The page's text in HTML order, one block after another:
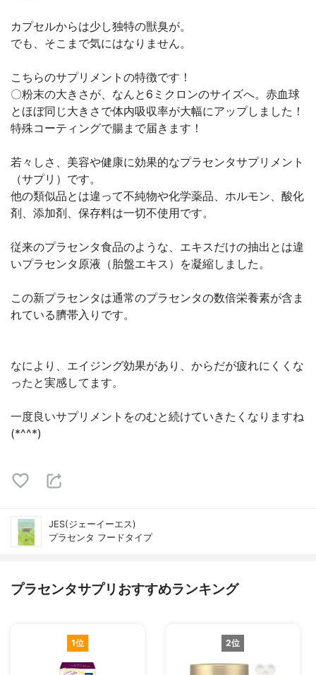
カプセルからは少し独特の獣臭が。
でも、そこまで気にはなりません。
こちらのサプリメントの特徴です！
〇粉末の大きさが、なんと6ミクロンのサイズへ。赤血球
とほぼ同じ大きさで体内吸収率が大幅にアップしました！
特殊コーティングで腸まで届きます！
若々しさ、美容や健康に効果的なプラセンタサプリメント
（サプリ）です。
他の類似品とは違って不純物や化学薬品、ホルモン、酸化
剤、添加剤、保存料は一切不使用です。
従来のプラセンタ食品のような、エキスだけの抽出とは違
いプラセンタ原液（胎盤エキス）を凝縮しました。
この新プラセンタは通常のプラセンタの数倍栄養素が含ま
れている臍帯入りです。
なにより、エイジング効果があり、からだが疲れにくくな
ったと実感してます。
一度良いサプリメントをのむと続けていきたくなりますね
(*^^*)
JES(ジェーイーエス)
プラセンタ フードタイプ
プラセンタサプリおすすめランキング
1位 2位